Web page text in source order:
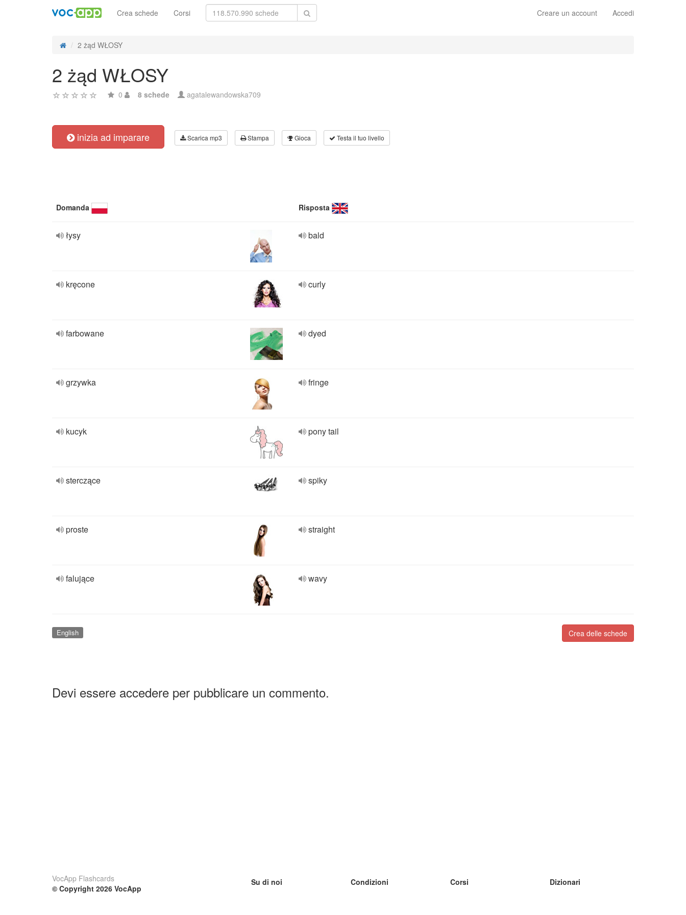
Creare un account Accedi
Crea schede Corsi
2 żąd WŁOSY
2 żąd WŁOSY
0 8 schede agatalewandowska709
inizia ad imparare Scarica mp3 Stampa Gioca Testa il tuo livello
Domanda Risposta
łysy bald
kręcone curly
farbowane dyed
grzywka fringe
kucyk pony tail
sterczące spiky
proste straight
falujące wavy
Crea delle schede
English
Devi essere accedere per pubblicare un commento.
VocApp Flashcards
© Copyright 2026 VocApp
Su di noi
Condizioni
Corsi
Dizionari